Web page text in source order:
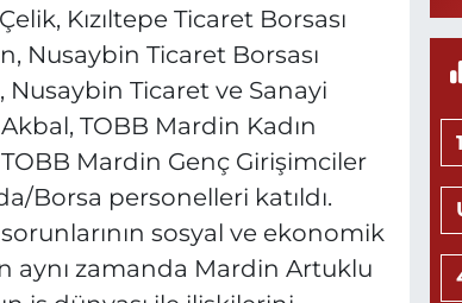
Kızıltepe Ticaret Borsası
Nusaybin Ticaret Borsası
Ticaret ve Sanayi
TOBB Mardin Kadın
Mardin Genç Girişimciler
Borsa personelleri katıldı.
sosyal ve ekonomik
aynı zamanda Mardin Artuklu